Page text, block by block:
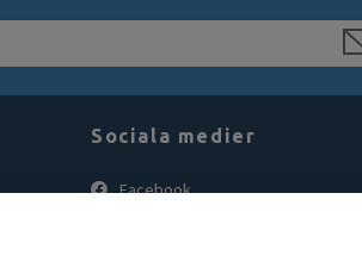
Sociala medier
Facebook